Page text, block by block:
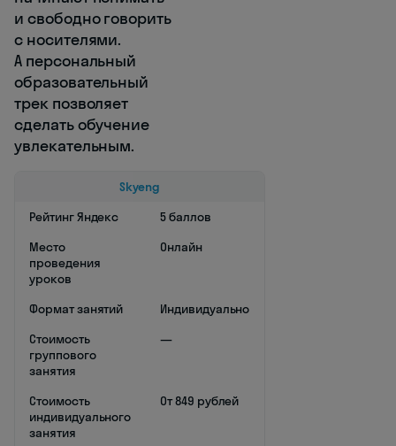
и свободно говорить
с носителями.
А персональный
образовательный
трек позволяет
сделать обучение
увлекательным.
Skyeng
Рейтинг Яндекс
5 баллов
Место
проведения
уроков
Онлайн
Формат занятий
Индивидуально
Стоимость
группового
занятия
—
Стоимость
индивидуального
занятия
От 849 рублей